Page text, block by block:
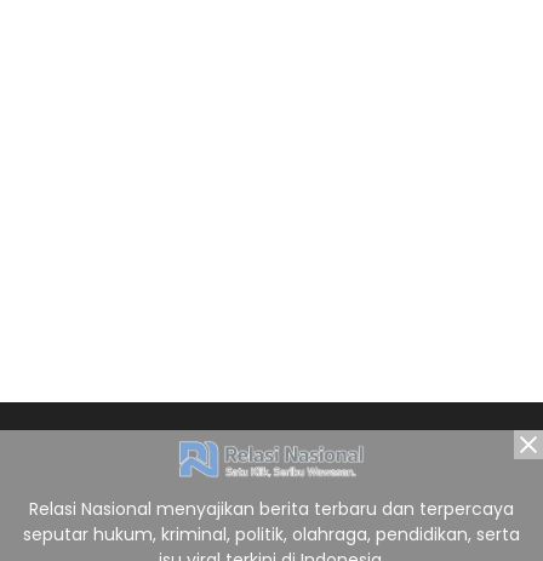
Relasi Nasional menyajikan berita terbaru dan terpercaya
seputar hukum, kriminal, politik, olahraga, pendidikan, serta